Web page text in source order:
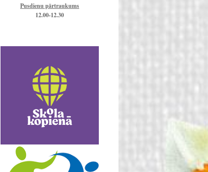
Pusdienu pārtraukums
12.00-12.30